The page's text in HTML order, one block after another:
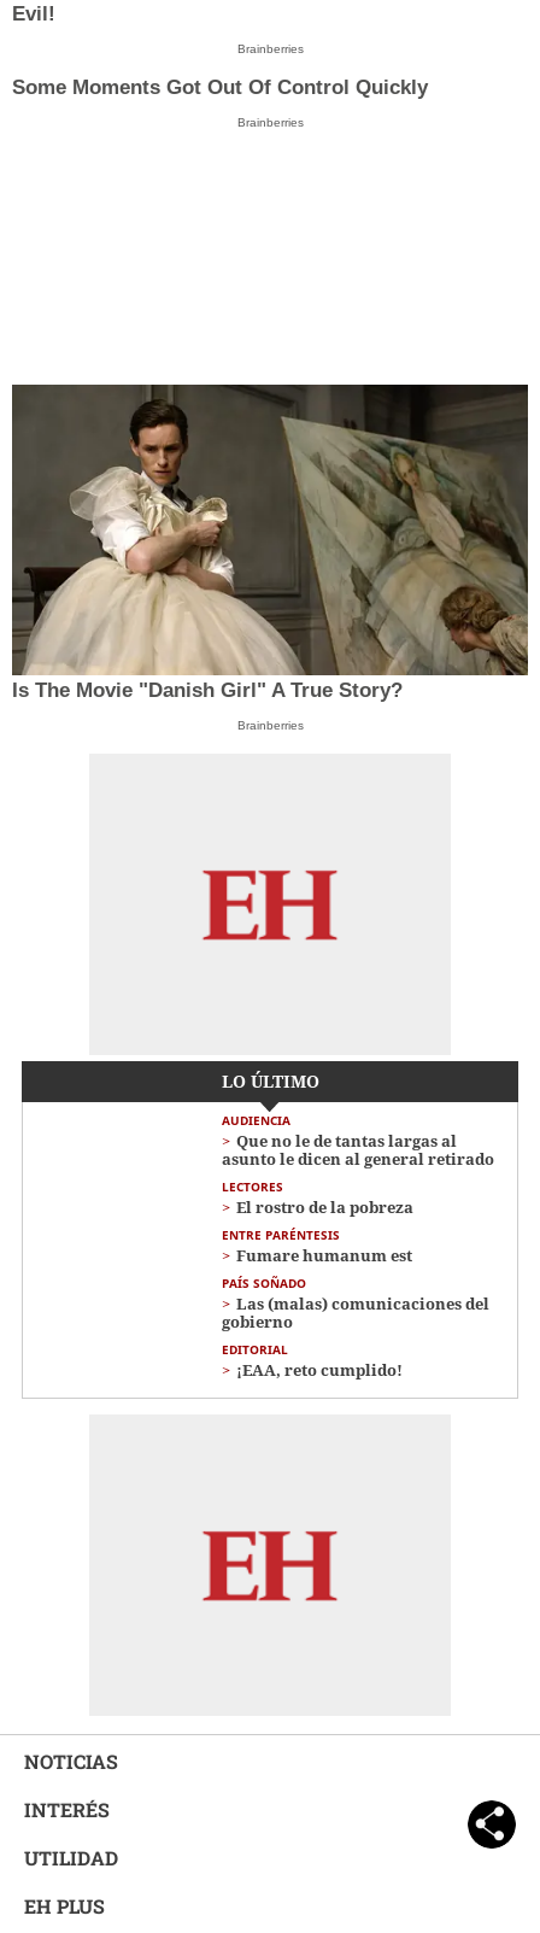
Evil!
Brainberries
Some Moments Got Out Of Control Quickly
Brainberries
Is The Movie "Danish Girl" A True Story?
Brainberries
LO ÚLTIMO
AUDIENCIA
Que no le de tantas largas al
asunto le dicen al general retirado
LECTORES
El rostro de la pobreza
ENTRE PARÉNTESIS
Fumare humanum est
PAÍS SOÑADO
Las (malas) comunicaciones del
gobierno
EDITORIAL
¡EAA, reto cumplido!
NOTICIAS
INTERÉS
UTILIDAD
EH PLUS